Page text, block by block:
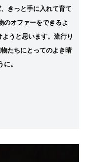
きっと手に入れて育て
のオファーをできるよ
うと思います。 流行り
たちにとってのよき晴
。